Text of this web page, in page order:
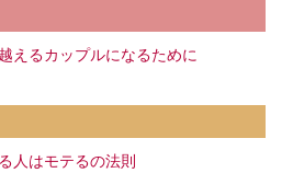
えるカップルになるために
人はモテるの法則